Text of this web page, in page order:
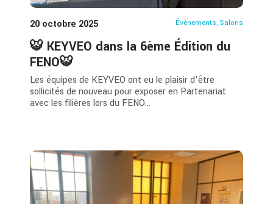
20 octobre 2025 Évènements, Salons
🐯 KEYVEO dans la 6ème Édition du
FENO🐯
Les équipes de KEYVEO ont eu le plaisir d’être
sollicités de nouveau pour exposer en Partenariat
avec les filières lors du FENO...